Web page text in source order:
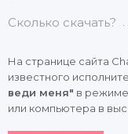
Сколько скачать?
На странице сайта
известного
веди меня" в режиме
или компьютера в